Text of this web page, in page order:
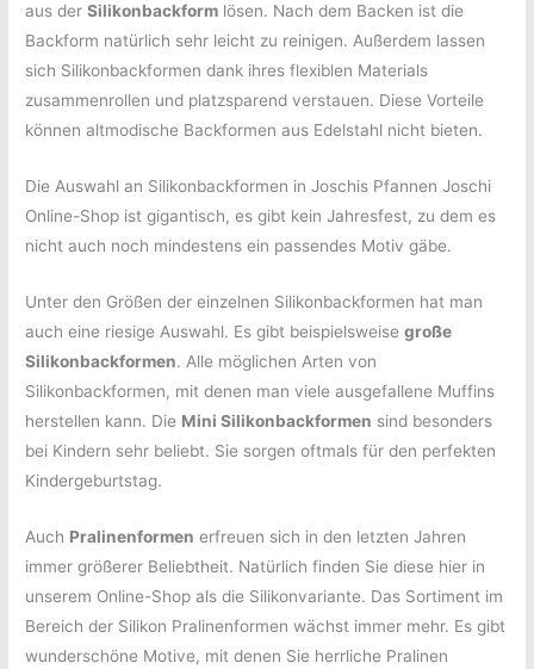
aus derSilikonbackform lösen. Nach dem Backen ist die
Backform natürlich sehr leicht zu reinigen. Außerdem lassen
sich Silikonbackformen dank ihres flexiblen Materials
zusammenrollen und platzsparend verstauen. Diese Vorteile
können altmodische Backformen aus Edelstahl nicht bieten.
Die Auswahl an Silikonbackformen in Joschis Pfannen Joschi
Online-Shop ist gigantisch, es gibt kein Jahresfest, zu dem es
nicht auch noch mindestens ein passendes Motiv gäbe.
Unter den Größen der einzelnen Silikonbackformen hat man
auch eine riesige Auswahl. Es gibt beispielsweisegroße
Silikonbackformen. Alle möglichen Arten von
Silikonbackformen, mit denen man viele ausgefallene Muffins
herstellen kann. Die Mini Silikonbackformen sind besonders
bei Kindern sehr beliebt. Sie sorgen oftmals für den perfekten
Kindergeburtstag.
Auch Pralinenformen erfreuen sich in den letzten Jahren
immer größerer Beliebtheit. Natürlich finden Sie diese hier in
unserem Online-Shop als die Silikonvariante. Das Sortiment im
Bereich der Silikon Pralinenformen wächst immer mehr. Es gibt
wunderschöne Motive, mit denen Sie herrliche Pralinen